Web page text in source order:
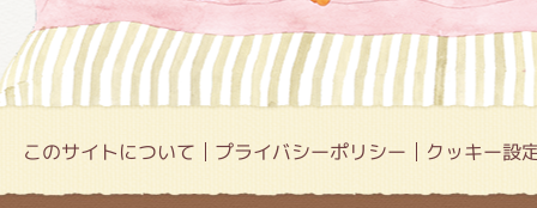
このサイトについて プライバシーポリシー クッキー設